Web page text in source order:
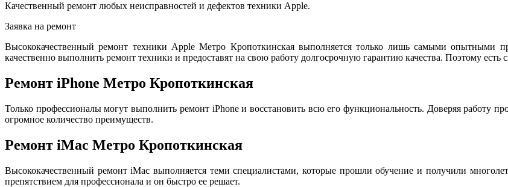
Качественный ремонт любых неисправностей и дефектов техники Apple.
Заявка на ремонт
Высококачественный ремонт техники Apple Метро Кропоткинская выполняется только лишь самыми опытными
качественно выполнить ремонт техники и предоставят на свою работу долгосрочную гарантию качества. Поэтому
Ремонт iPhone Метро Кропоткинская
Только профессионалы могут выполнить ремонт iPhone и восстановить всю его функциональность. Доверяя работу
огромное количество преимуществ.
Ремонт iMac Метро Кропоткинская
Высококачественный ремонт iMac выполняется теми специалистами, которые прошли обучение и получили
препятствием для профессионала и он быстро ее решает.